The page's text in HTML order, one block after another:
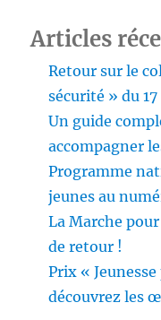
Articles
Retour sur le
sécurité » du
Un guide
accompagner
Programme
jeunes au
La Marche pour
de retour !
Prix «
découvrez les